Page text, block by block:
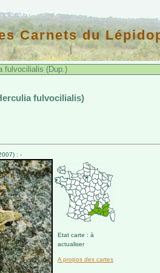
Carnets du
fulvocilialis (Dup.)
fulvocilialis)
: -
Etat carte : à
actualiser
A propos des cartes